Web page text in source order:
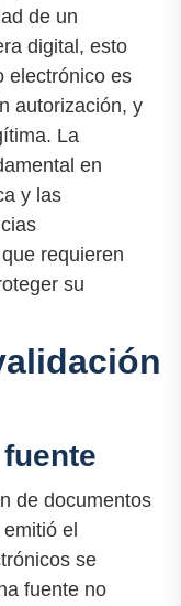
de un
digital, esto
electrónico es
autorización, y
La
en
y las
requieren
su
de documentos
el
se
fuente no